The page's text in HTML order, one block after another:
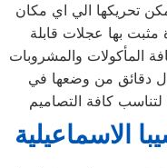
تحريكها الي اي مكان
مثبت بها عجلات قابلة
المأكولات والمشروبات
دقائق من وضعها في
الاسماعيلية